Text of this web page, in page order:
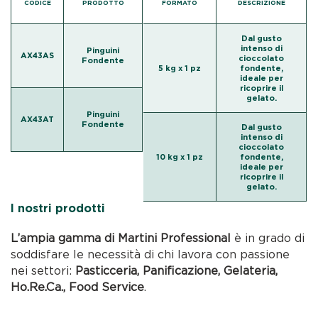
CODICE PRODOTTO
AX43AS
Pinguini
Fondente
AX43AT
Pinguini
Fondente
FORMATO DESCRIZIONE
5 kg x 1 pz
Dal gusto
intenso di
cioccolato
fondente,
ideale per
ricoprire il
gelato.
10 kg x 1 pz
Dal gusto
intenso di
cioccolato
fondente,
ideale per
ricoprire il
gelato.
I nostri prodotti
L’ampia gamma di Martini Professional è in grado di
soddisfare le necessità di chi lavora con passione
nei settori: Pasticceria, Panificazione, Gelateria,
Ho.Re.Ca., Food Service.